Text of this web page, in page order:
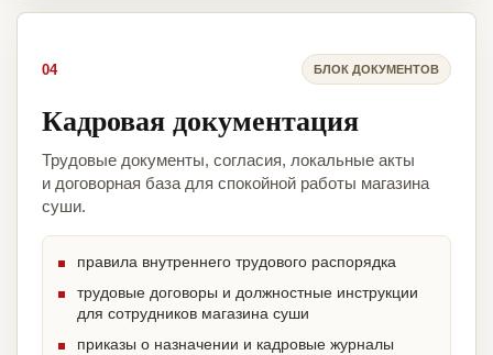
04 БЛОК ДОКУМЕНТОВ
Кадровая документация
Трудовые документы, согласия, локальные акты
и договорная база для спокойной работы магазина
суши.
правила внутреннего трудового распорядка
трудовые договоры и должностные инструкции
для сотрудников магазина суши
приказы о назначении и кадровые журналы